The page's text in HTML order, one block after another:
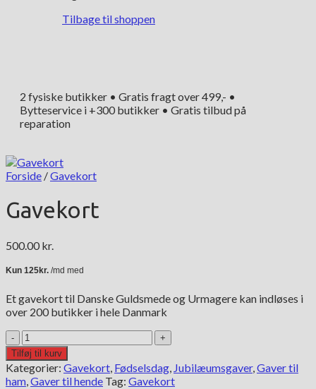
Tilbage til shoppen
2 fysiske butikker • Gratis fragt over 499,- •
Bytteservice i +300 butikker • Gratis tilbud på
reparation
Forside /Gavekort
Gavekort
500.00 kr.
Et gavekort til Danske Guldsmede og Urmagere kan indløses i
over 200 butikker i hele Danmark
Gavekort
antal
Tilføj til kurv
Kategorier: Gavekort, Fødselsdag, Jubilæumsgaver,Gaver til
ham,Gaver til hende Tag: Gavekort